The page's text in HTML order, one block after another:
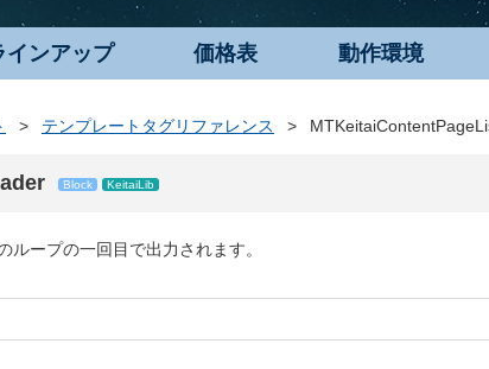
インアップ 価格表 動作環境
> テンプレートタグリファレンス >
Block KeitaiLib
ループの一回目で出力されます。